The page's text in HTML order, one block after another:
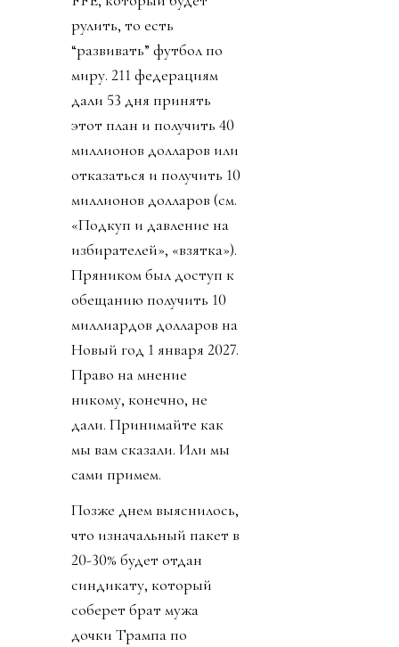
рулить, то есть
“развивать” футбол по
миру. 211 федерациям
дали 53 дня принять
этот план и получить 40
миллионов долларов или
отказаться и получить 10
миллионов долларов (см.
«Подкуп и давление на
избирателей», «взятка»).
Пряником был доступ к
обещанию получить 10
миллиардов долларов на
Новый год 1 января 2027.
Право на мнение
никому, конечно, не
дали. Принимайте как
мы вам сказали. Или мы
сами примем.
Позже днем выяснилось,
что изначальный пакет в
20-30% будет отдан
синдикату, который
соберет брат мужа
дочки Трампа по